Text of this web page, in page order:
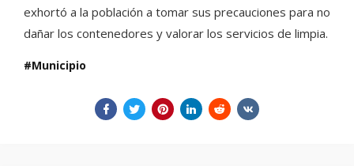
exhortó a la población a tomar sus precauciones para no
dañar los contenedores y valorar los servicios de limpia.
Municipio